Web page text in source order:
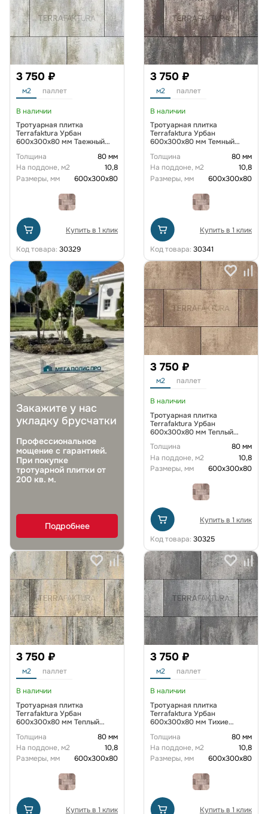
3 750 ₽
м2 паллет
В наличии
Тротуарная плитка
Terrafaktura Урбан
600x300x80 мм Таежный
Толщина
80 мм
На поддоне, м2
10,8
Размеры, мм
600х300х80
Купить в 1 клик
Код товара: 30329
3 750 ₽
м2 паллет
В наличии
Тротуарная плитка
Terrafaktura Урбан
600x300x80 мм Темный
Толщина
80 мм
На поддоне, м2
10,8
Размеры, мм
600х300х80
Купить в 1 клик
Код товара: 30341
Закажите у нас
укладку брусчатки
Профессиональное
мощение с гарантией.
При покупке
тротуарной плитки от
200 кв. м.
Подробнее
3 750 ₽
м2 паллет
В наличии
Тротуарная плитка
Terrafaktura Урбан
600x300x80 мм Теплый
Толщина
80 мм
На поддоне, м2
10,8
Размеры, мм
600х300х80
Купить в 1 клик
Код товара: 30325
3 750 ₽
м2 паллет
В наличии
Тротуарная плитка
Terrafaktura Урбан
600x300x80 мм Теплый
Толщина
80 мм
На поддоне, м2
10,8
Размеры, мм
600х300х80
Купить в 1 клик
3 750 ₽
м2 паллет
В наличии
Тротуарная плитка
Terrafaktura Урбан
600x300x80 мм Тихие
Толщина
80 мм
На поддоне, м2
10,8
Размеры, мм
600х300х80
Купить в 1 клик